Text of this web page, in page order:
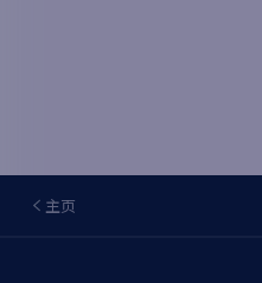
主页